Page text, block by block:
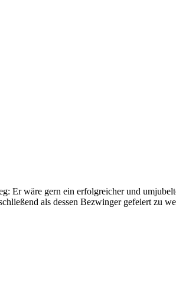
Er wäre gern ein erfolgreicher und
als dessen Bezwinger gefeiert zu